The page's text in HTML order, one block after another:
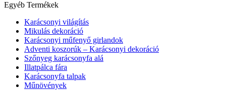
Egyéb Termékek
Karácsonyi világítás
Mikulás dekoráció
Karácsonyi műfenyő girlandok
Adventi koszorúk – Karácsonyi dekoráció
Szőnyeg karácsonyfa alá
Illatpálca fára
Karácsonyfa talpak
Műnövények